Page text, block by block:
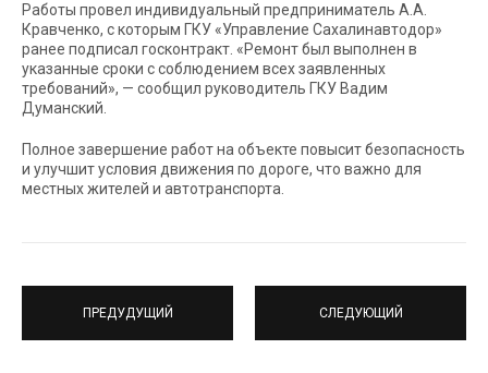
Работы провел индивидуальный предприниматель А.А.
Кравченко, с которым ГКУ «Управление Сахалинавтодор»
ранее подписал госконтракт. «Ремонт был выполнен в
указанные сроки с соблюдением всех заявленных
требований», — сообщил руководитель ГКУ Вадим
Думанский.
Полное завершение работ на объекте повысит безопасность
и улучшит условия движения по дороге, что важно для
местных жителей и автотранспорта.
ПРЕДУДУЩИЙ СЛЕДУЮЩИЙ